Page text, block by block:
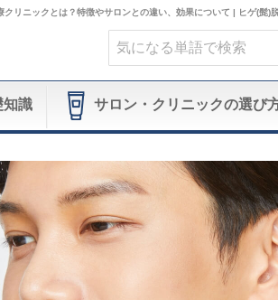
クリニックとは？特徴やサロンとの違い、効果について | ヒゲ(髭)
知識 サロン・クリニックの選び